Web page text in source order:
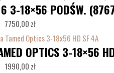
6 3-18×56 PODŚW.
7750,00 zł
OPTICS 3-18×56
1990,00 zł